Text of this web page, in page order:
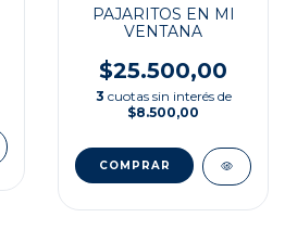
PAJARITOS EN MI
VENTANA
$25.500,00
3 cuotas sin interés de
$8.500,00